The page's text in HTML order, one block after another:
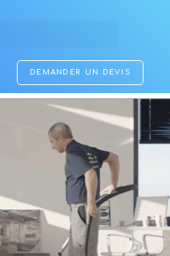
DEMANDER UN DEVIS